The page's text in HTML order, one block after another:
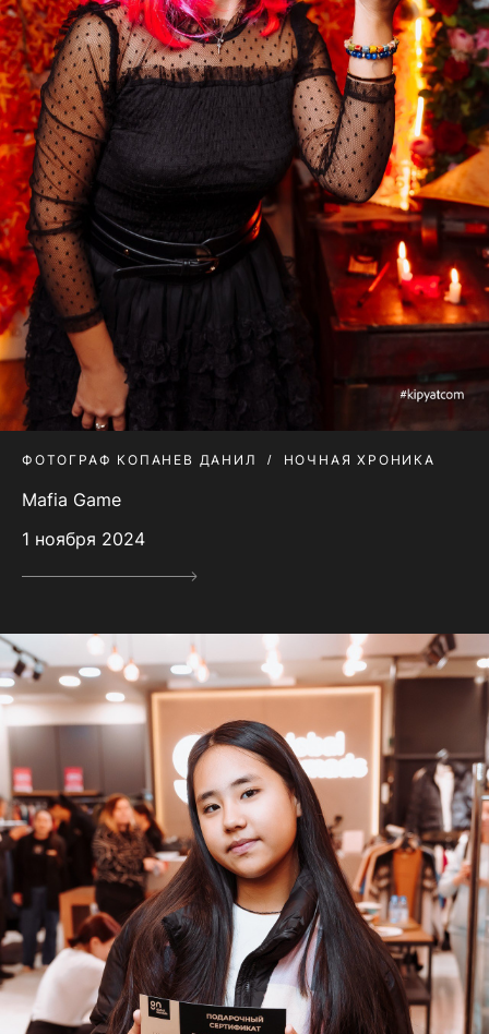
ФОТОГРАФ КОПАНЕВ ДАНИЛ НОЧНАЯ ХРОНИКА
Mafia Game
1 ноября 2024